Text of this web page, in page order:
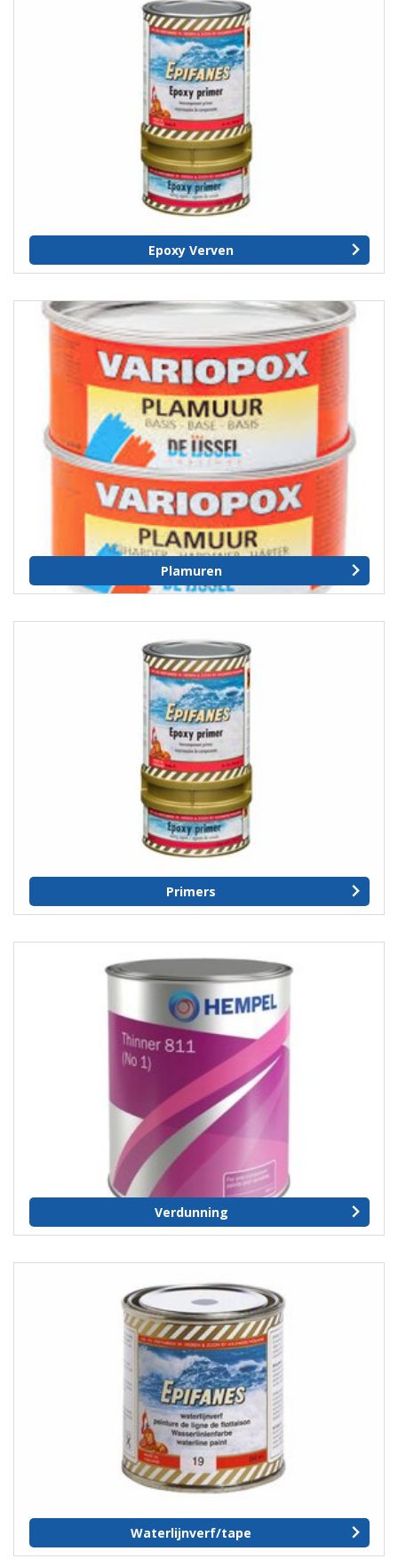
Epoxy Verven
Plamuren
Primers
Verdunning
Waterlijnverf/tape